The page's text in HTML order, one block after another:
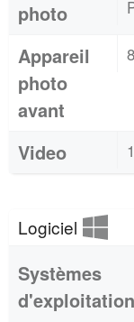
photo
Appareil
photo
avant
Video
Logiciel
Systèmes
d'exploitation